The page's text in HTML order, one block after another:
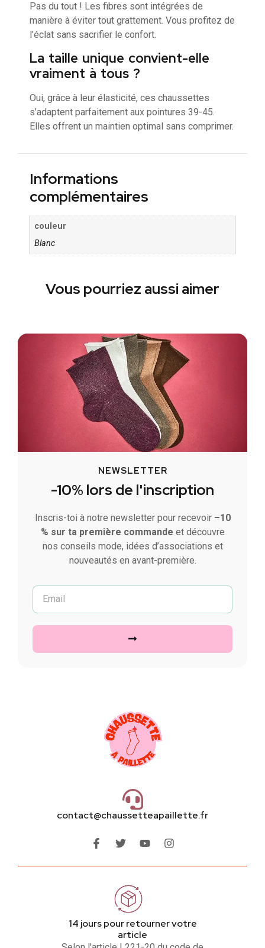
Pas du tout ! Les fibres sont intégrées de
manière à éviter tout grattement. Vous profitez de
l’éclat sans sacrifier le confort.
La taille unique convient-elle
vraiment à tous ?
Oui, grâce à leur élasticité, ces chaussettes
s’adaptent parfaitement aux pointures 39-45.
Elles offrent un maintien optimal sans comprimer.
Informations
complémentaires
couleur
Blanc
Vous pourriez aussi aimer
NEWSLETTER
-10% lors de l'inscription
Inscris-toi à notre newsletter pour recevoir –10
% sur ta première commande et découvre
nos conseils mode, idées d’associations et
nouveautés en avant-première.
contact@chaussetteapaillette.fr
14 jours pour retourner votre
article